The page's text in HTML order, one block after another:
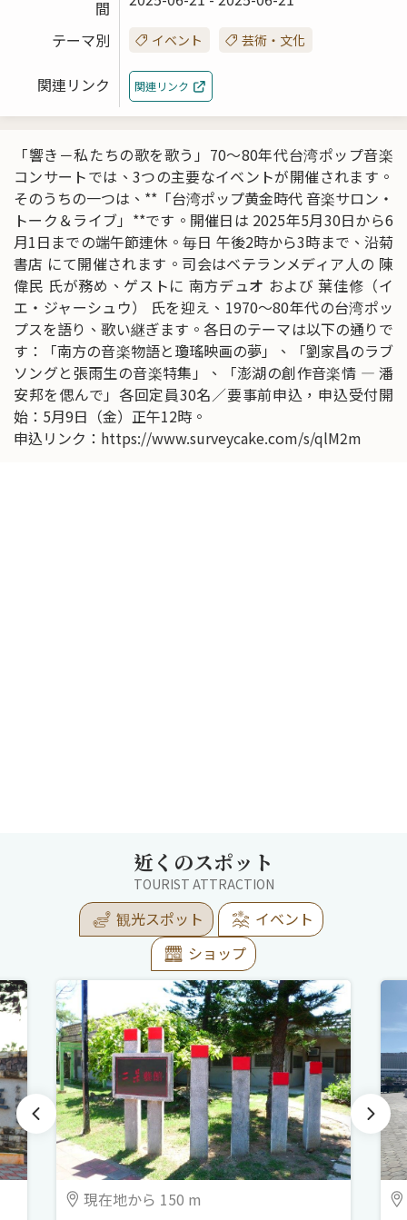
間
テーマ別
イベント 芸術・文化
関連リンク 関連リンク
「響き－私たちの歌を歌う」70〜80年代台湾ポップ音楽
コンサートでは、3つの主要なイベントが開催されます。
そのうちの一つは、**「台湾ポップ黄金時代 音楽サロン・
トーク＆ライブ」**です。開催日は 2025年5月30日から6
月1日までの端午節連休。毎日 午後2時から3時まで、沿菊
書店 にて開催されます。司会はベテランメディア人の 陳
偉民 氏が務め、ゲストに 南方デュオ および 葉佳修（イ
エ・ジャーシュウ） 氏を迎え、1970〜80年代の台湾ポッ
プスを語り、歌い継ぎます。各日のテーマは以下の通りで
す：「南方の音楽物語と瓊瑤映画の夢」、「劉家昌のラブ
ソングと張雨生の音楽特集」、「澎湖の創作音楽情 ― 潘
安邦を偲んで」各回定員30名／要事前申込，申込受付開
始：5月9日（金）正午12時。
申込リンク： https://www.surveycake.com/s/qlM2m
近くのスポット
TOURIST ATTRACTION
観光スポット
イベント
ショップ
現在地から 150 m